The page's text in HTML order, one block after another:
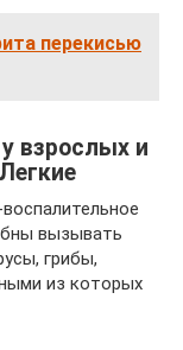
перекисью
взрослых и
вызывать
грибы,
из которых